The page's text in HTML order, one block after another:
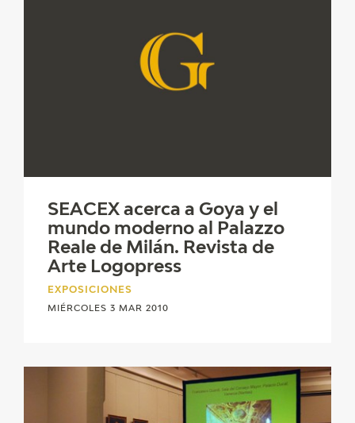
SEACEX acerca a Goya y el
mundo moderno al Palazzo
Reale de Milán. Revista de
Arte Logopress
EXPOSICIONES
MIÉRCOLES 3 MAR 2010